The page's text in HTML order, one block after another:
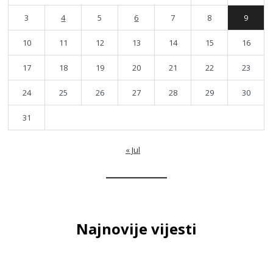
3 4 5 6 7 8 9
10 11 12 13 14 15 16
17 18 19 20 21 22 23
24 25 26 27 28 29 30
31
« Jul
Najnovije vijesti